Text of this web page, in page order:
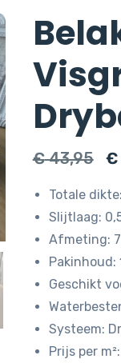
€43,95
€
€
Totale
Slijtlaag:
Afmeting:
Pakinhoud:
Geschikt
Systeem:
Prijs per